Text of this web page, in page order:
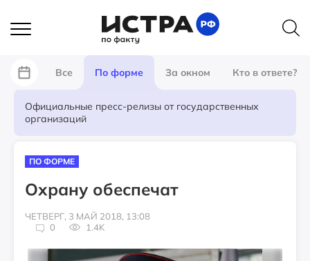
Все По форме За окном Кто в ответе?
Официальные пресс-релизы от государственных
организаций
ПО ФОРМЕ
Охрану обеспечат
ЧЕТВЕРГ, 3 МАЙ 2018, 13:08
0
1.4K